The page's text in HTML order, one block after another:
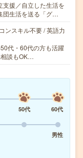
支援／自立した生活を
団生活を送る「グ…
ンスキル不要 / 英語力
代・60代の方も活躍
相談もOK…
50代
60代
男性